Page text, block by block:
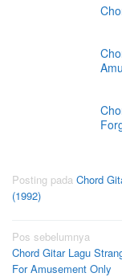
Posting pada Chord
(1992)
Navigasi
pos
Pos sebelumnya
Chord Gitar Lagu
For Amusement Only